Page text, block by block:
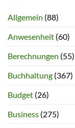
Allgemein (88)
Anwesenheit (60)
Berechnungen (55)
Buchhaltung (367)
Budget (26)
Business (275)